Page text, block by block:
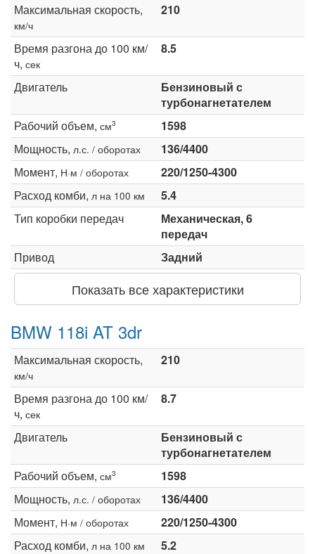
Максимальная скорость,
км/ч
210
Время разгона до 100 км/
ч, сек
8.5
Двигатель
Бензиновый с
турбонагнетателем
Рабочий объем, см3
1598
Мощность, л.с. / оборотах
136/4400
Момент, Н·м / оборотах
220/1250-4300
Расход комби, л на 100 км
5.4
Тип коробки передач
Механическая, 6
передач
Привод
Задний
Показать все характеристики
BMW 118i AT 3dr
Максимальная скорость,
км/ч
210
Время разгона до 100 км/
ч, сек
8.7
Двигатель
Бензиновый с
турбонагнетателем
Рабочий объем, см3
1598
Мощность, л.с. / оборотах
136/4400
Момент, Н·м / оборотах
220/1250-4300
Расход комби, л на 100 км
5.2